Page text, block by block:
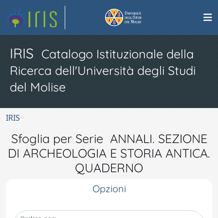
IRIS Catalogo Istituzionale della
Ricerca dell'Università degli Studi
del Molise
IRIS
Sfoglia per Serie ANNALI. SEZIONE
DI ARCHEOLOGIA E STORIA ANTICA.
QUADERNO
Opzioni